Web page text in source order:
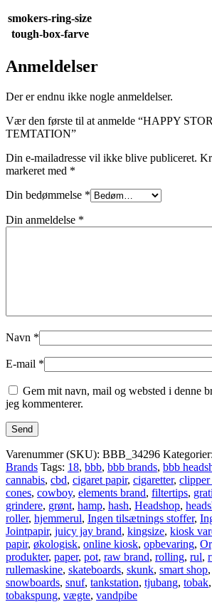
smokers-ring-size
tough-box-farve
Anmeldelser
Der er endnu ikke nogle anmeldelser.
Vær den første til at anmelde “HAPPY
TEMTATION”
Din e-mailadresse vil ikke blive publiceret.
markeret med *
Din bedømmelse *
Din anmeldelse *
Navn *
E-mail *
Gem mit navn, mail og websted i denne
jeg kommenterer.
Varenummer (SKU): BBB_34296 Kategorier:
Brands Tags: 18, bbb, bbb brands, bbb
cannabis, cbd, cigaret papir, cigaretter,
cones, cowboy, elements brand, filtertips,
grindere, grønt, hamp, hash, Headshop,
roller, hjemmerul, Ingen tilsætnings stoffer,
Jointpapir, juicy jay brand, kingsize, kiosk
papir, økologisk, online kiosk, opbevaring,
produkter, paper, pot, raw brand, rolling, rul,
rullemaskine, skateboards, skunk, smart shop,
snowboards, snuf, tankstation, tjubang, tobak,
tobakspung, vægte, vandpibe